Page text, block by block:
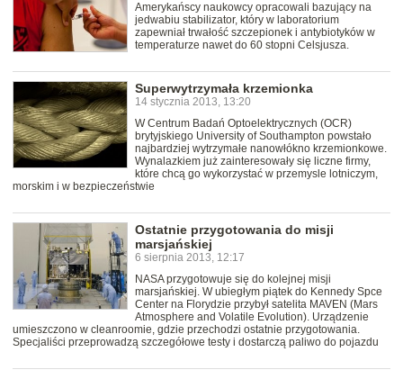
Amerykańscy naukowcy opracowali bazujący na
jedwabiu stabilizator, który w laboratorium
zapewniał trwałość szczepionek i antybiotyków w
temperaturze nawet do 60 stopni Celsjusza.
Superwytrzymała krzemionka
14 stycznia 2013, 13:20
W Centrum Badań Optoelektrycznych (OCR)
brytyjskiego University of Southampton powstało
najbardziej wytrzymałe nanowłókno krzemionkowe.
Wynalazkiem już zainteresowały się liczne firmy,
które chcą go wykorzystać w przemysle lotniczym,
morskim i w bezpieczeństwie
Ostatnie przygotowania do misji
marsjańskiej
6 sierpnia 2013, 12:17
NASA przygotowuje się do kolejnej misji
marsjańskiej. W ubiegłym piątek do Kennedy Spce
Center na Florydzie przybył satelita MAVEN (Mars
Atmosphere and Volatile Evolution). Urządzenie
umieszczono w cleanroomie, gdzie przechodzi ostatnie przygotowania.
Specjaliści przeprowadzą szczegółowe testy i dostarczą paliwo do pojazdu